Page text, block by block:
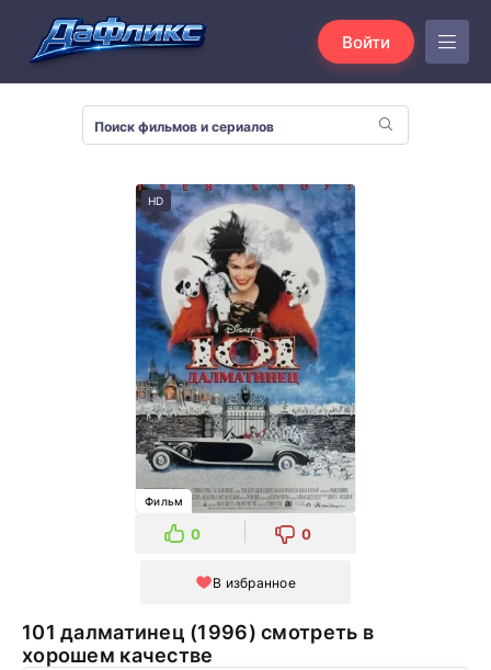
Войти
HD
Фильм
0 0
В избранное
101 далматинец (1996) смотреть в
хорошем качестве